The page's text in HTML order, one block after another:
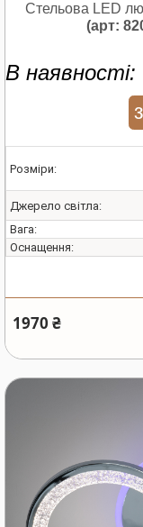
Стельова LED
(арт:
В наявності:
Розміри:
Джерело світла:
Вага:
Оснащення:
1970 ₴